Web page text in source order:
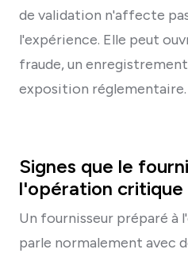
de validation n'affecte
l'expérience. Elle peut
fraude, un
exposition réglementaire.
Signes que le
l'opération critique
Un fournisseur préparé
parle normalement avec